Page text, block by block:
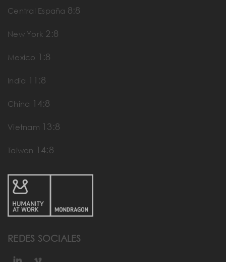
Central España 8:8
New York 2:8
Mexico 1:8
India 11:8
China 14:8
Vietnam 13:8
Taiwan 14:8
REDES SOCIALES